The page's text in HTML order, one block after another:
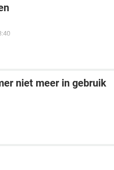
niet meer in gebruik